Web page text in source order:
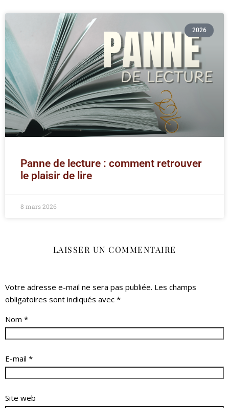
2026
Panne de lecture : comment retrouver
le plaisir de lire
8 mars 2026
LAISSER UN COMMENTAIRE
Votre adresse e-mail ne sera pas publiée. Les champs
obligatoires sont indiqués avec *
Nom *
E-mail *
Site web